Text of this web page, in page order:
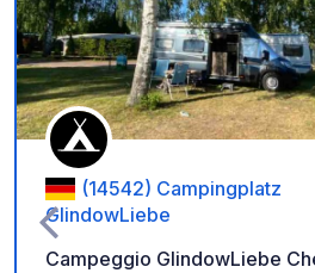
(14542) Campingplatz
GlindowLiebe
Campeggio GlindowLiebe Che